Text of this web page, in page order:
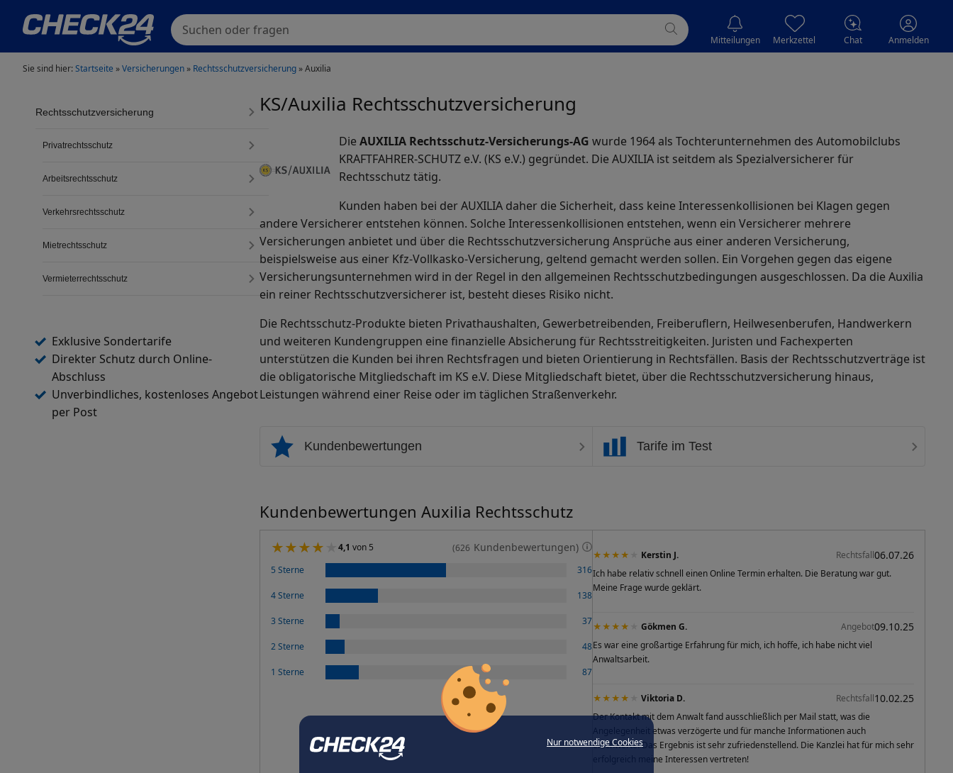
Nur notwendige Cookies
Suchen oder fragen
Mitteilungen Merkzettel Chat Anmelden
Sie sind hier:Startseite »Versicherungen » Rechtsschutzversicherung »Auxilia
Rechtsschutzversicherung
Privatrechtsschutz
Arbeitsrechtsschutz
Verkehrsrechtsschutz
Mietrechtsschutz
Vermieterrechtsschutz
Exklusive Sondertarife
Direkter Schutz durch Online-
Abschluss
Unverbindliches, kostenloses Angebot
per Post
KS/Auxilia Rechtsschutzversicherung
Die AUXILIA Rechtsschutz-Versicherungs-AG wurde 1964 als Tochterunternehmen des Automobilclubs
KRAFTFAHRER-SCHUTZ e.V. (KS e.V.) gegründet. Die AUXILIA ist seitdem als Spezialversicherer für
Rechtsschutz tätig.
Kunden haben bei der AUXILIA daher die Sicherheit, dass keine Interessenkollisionen bei Klagen gegen
andere Versicherer entstehen können. Solche Interessenkollisionen entstehen, wenn ein Versicherer mehrere
Versicherungen anbietet und über die Rechtsschutzversicherung Ansprüche aus einer anderen Versicherung,
beispielsweise aus einer Kfz-Vollkasko-Versicherung, geltend gemacht werden sollen. Ein Vorgehen gegen das eigene
Versicherungsunternehmen wird in der Regel in den allgemeinen Rechtsschutzbedingungen ausgeschlossen. Da die Auxilia
ein reiner Rechtsschutzversicherer ist, besteht dieses Risiko nicht.
Die Rechtsschutz-Produkte bieten Privathaushalten, Gewerbetreibenden, Freiberuflern, Heilwesenberufen, Handwerkern
und weiteren Kundengruppen eine finanzielle Absicherung für Rechtsstreitigkeiten. Juristen und Fachexperten
unterstützen die Kunden bei ihren Rechtsfragen und bieten Orientierung in Rechtsfällen. Basis der Rechtsschutzverträge ist
die obligatorische Mitgliedschaft im KS e.V. Diese Mitgliedschaft bietet, über die Rechtsschutzversicherung hinaus,
Leistungen während einer Reise oder im täglichen Straßenverkehr.
Kundenbewertungen Tarife im Test
Kundenbewertungen Auxilia Rechtsschutz
4,1 von 5 (626 Kundenbewertungen)
5 Sterne 316
4 Sterne 138
3 Sterne 37
2 Sterne 48
1 Sterne 87
★★★★ Kerstin J. Rechtsfall06.07.26
Ich habe relativ schnell einen Online Termin erhalten. Die Beratung war gut.
Meine Frage wurde geklärt.
★★★★ Gökmen G. Angebot09.10.25
Es war eine großartige Erfahrung für mich, ich hoffe, ich habe nicht viel
Anwaltsarbeit.
★★★★ Viktoria D. Rechtsfall10.02.25
Der Kontakt mit dem Anwalt fand ausschließlich per Mail statt, was die
Angelegenheit etwas verzögerte und für manche Informationen auch
erschwerte. Das Ergebnis ist sehr zufriedenstellend. Die Kanzlei hat für mich sehr
erfolgreich meine Interessen vertreten!